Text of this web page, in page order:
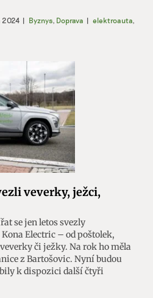
2024 | Byznys, Doprava | elektroauta,
veverky, ježci,
se jen letos svezly
Electric – od poštolek,
či ježky. Na rok ho měla
z Bartošovic. Nyní budou
k dispozici další čtyři